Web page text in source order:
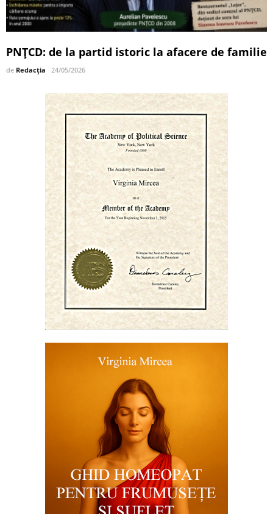
PNȚCD: de la partid istoric la afacere de familie
de Redacția 24/05/2026